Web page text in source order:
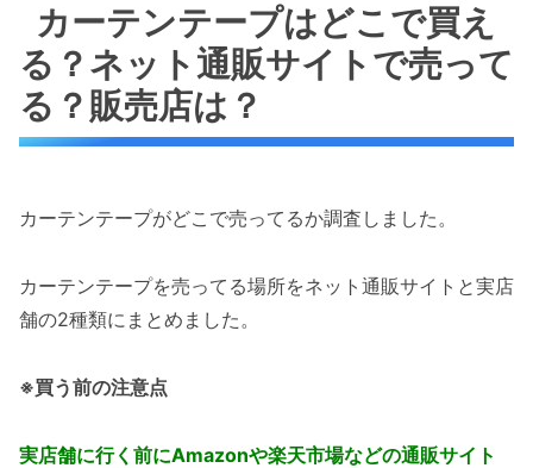
カーテンテープはどこで買え
る？ネット通販サイトで売って
る？販売店は？
カーテンテープがどこで売ってるか調査しました。
カーテンテープを売ってる場所をネット通販サイトと実店
舗の2種類にまとめました。
※買う前の注意点
実店舗に行く前にAmazonや楽天市場などの通販サイト